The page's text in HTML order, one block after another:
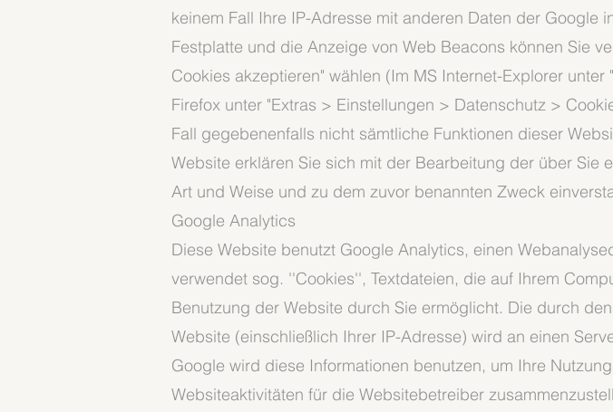
keinem Fall Ihre IP-Adresse mit anderen Daten der
Festplatte und die Anzeige von Web Beacons können Sie
Cookies akzeptieren" wählen (Im MS Internet-Explorer
Firefox unter "Extras > Einstellungen > Datenschutz >
Fall gegebenenfalls nicht sämtliche Funktionen dieser
Website erklären Sie sich mit der Bearbeitung der über
Art und Weise und zu dem zuvor benannten Zweck
Google Analytics
Diese Website benutzt Google Analytics, einen
verwendet sog. ''Cookies'', Textdateien, die auf Ihrem
Benutzung der Website durch Sie ermöglicht. Die durch
Website (einschließlich Ihrer IP-Adresse) wird an einen
Google wird diese Informationen benutzen, um Ihre
Websiteaktivitäten für die Websitebetreiber